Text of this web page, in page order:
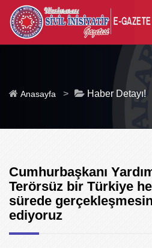
Anasayfa > Haber Detayı!
Cumhurbaşkanı
Terörsüz bir Türkiye
sürede
ediyoruz